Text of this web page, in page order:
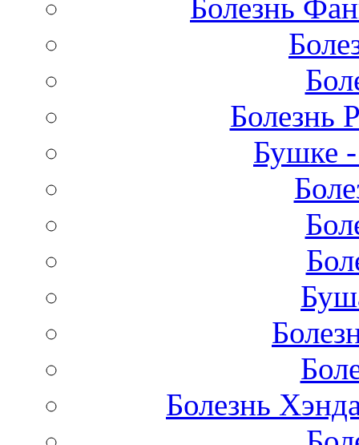
Болезнь
Болезнь
Бушке
Болезнь